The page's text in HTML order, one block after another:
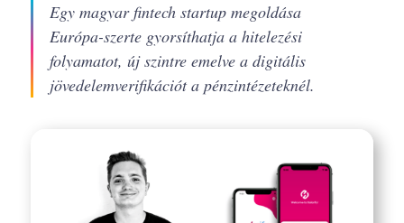
Egy magyar fintech startup megoldása
Európa-szerte gyorsíthatja a hitelezési
folyamatot, új szintre emelve a digitális
jövedelemverifikációt a pénzintézeteknél.